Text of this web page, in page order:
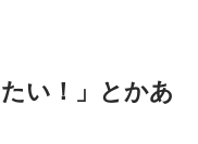
い！」とかあ